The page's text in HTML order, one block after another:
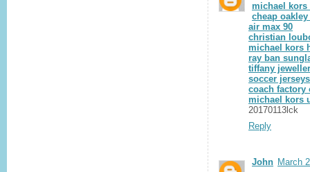
michael kors
cheap
air max 90
christian
michael kors
ray ban
tiffany
soccer jerseys
coach factory
michael kors
20170113lck
Reply
John March